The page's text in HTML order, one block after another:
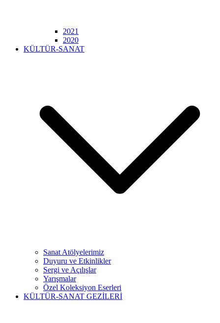
2021
2020
KÜLTÜR-SANAT
Sanat Atölyelerimiz
Duyuru ve Etkinlikler
Sergi ve Açılışlar
Yarışmalar
Özel Koleksiyon Eserleri
KÜLTÜR-SANAT GEZİLERİ